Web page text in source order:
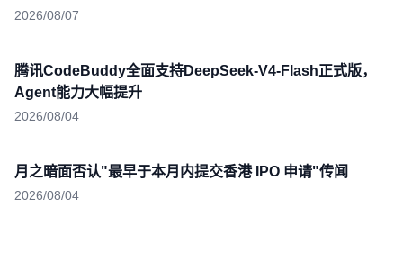
2026/08/07
腾讯CodeBuddy全面支持DeepSeek-V4-Flash正式版，
Agent能力大幅提升
2026/08/04
月之暗面否认"最早于本月内提交香港 IPO 申请"传闻
2026/08/04